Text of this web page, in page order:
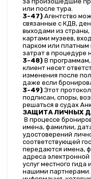
или после тура.
3-47) Агентство
связанные с КДВ,
выходами из страны,
картами музеев,
парком или платным
затрат в процедуре
3-48) В
клиент несет
изменения после
даже если
3-49) Этот
подписан, споры,
решаться в судах
ЗАЩИТА ЛИЧНЫХ
имена, фамилии,
удостоверений
соответствующей
передаются имена,
адреса
услуг местного
нашими партнерами.